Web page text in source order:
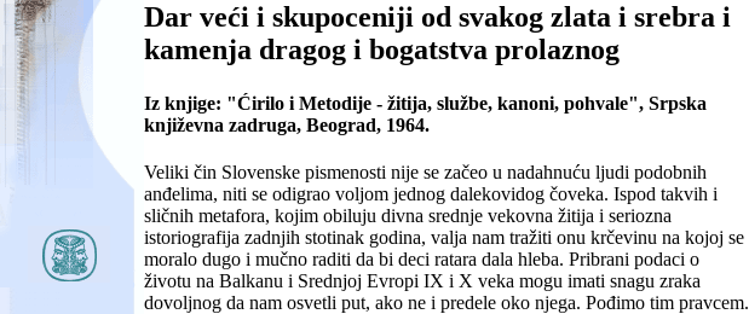
Dar veći i skupoceniji od svakog zlata i srebra i
kamenja dragog i bogatstva prolaznog
Iz knjige: "Ćirilo i Metodije - žitija, službe, kanoni, pohvale", Srpska
književna zadruga, Beograd, 1964.
Veliki čin Slovenske pismenosti nije se začeo u nadahnuću ljudi podobnih
anđelima, niti se odigrao voljom jednog dalekovidog čoveka. Ispod takvih i
sličnih metafora, kojim obiluju divna srednje vekovna žitija i seriozna
istoriografija zadnjih stotinak godina, valja nam tražiti onu krčevinu na kojoj se
moralo dugo i mučno raditi da bi deci ratara dala hleba. Pribrani podaci o
životu na Balkanu i Srednjoj Evropi IX i X veka mogu imati snagu zraka
dovoljnog da nam osvetli put, ako ne i predele oko njega. Pođimo tim pravcem.